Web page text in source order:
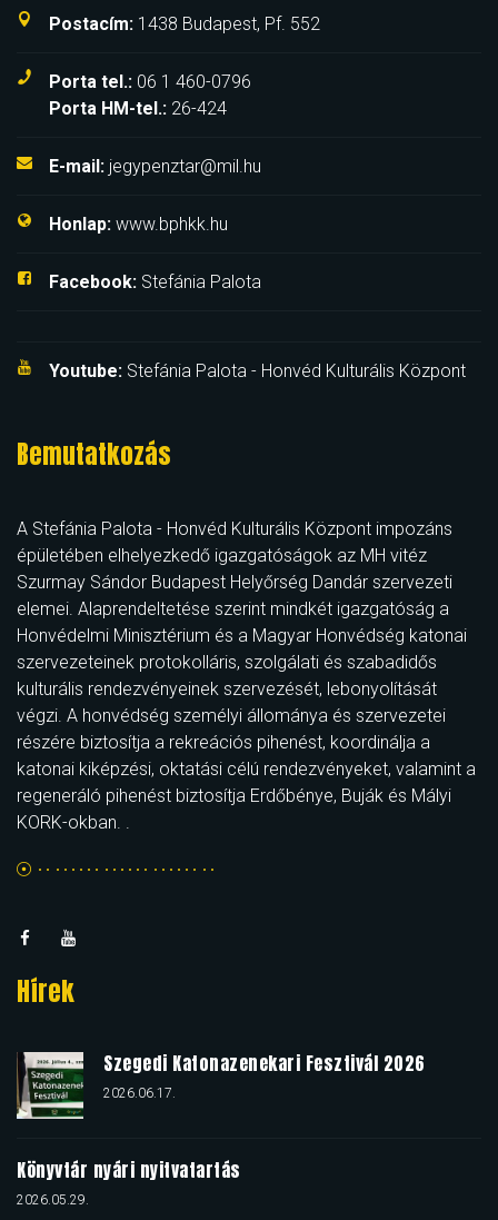
Postacím: 1438 Budapest, Pf. 552
Porta tel.: 06 1 460-0796
Porta HM-tel.: 26-424
E-mail: jegypenztar@mil.hu
Honlap: www.bphkk.hu
Facebook: Stefánia Palota
Youtube: Stefánia Palota - Honvéd Kulturális Központ
Bemutatkozás
A Stefánia Palota - Honvéd Kulturális Központ impozáns
épületében elhelyezkedő igazgatóságok az MH vitéz
Szurmay Sándor Budapest Helyőrség Dandár szervezeti
elemei. Alaprendeltetése szerint mindkét igazgatóság a
Honvédelmi Minisztérium és a Magyar Honvédség katonai
szervezeteinek protokolláris, szolgálati és szabadidős
kulturális rendezvényeinek szervezését, lebonyolítását
végzi. A honvédség személyi állománya és szervezetei
részére biztosítja a rekreációs pihenést, koordinálja a
katonai kiképzési, oktatási célú rendezvényeket, valamint a
regeneráló pihenést biztosítja Erdőbénye, Buják és Mályi
KORK-okban. .
Hírek
Szegedi Katonazenekari Fesztivál 2026
2026.06.17.
Könyvtár nyári nyitvatartás
2026.05.29.